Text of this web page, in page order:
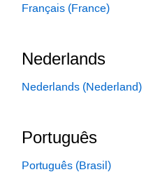
Français (France)
Nederlands
Nederlands (Nederland)
Português
Português (Brasil)